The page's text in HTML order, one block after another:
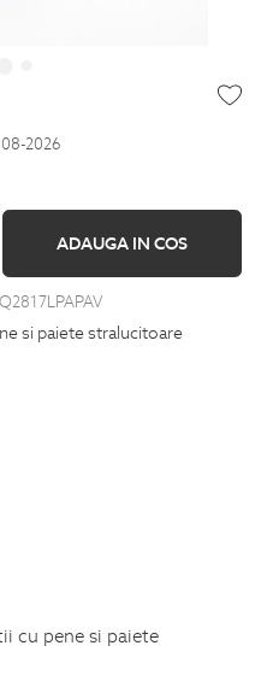
2026
ADAUGA IN COS
si paiete stralucitoare
cu pene si paiete